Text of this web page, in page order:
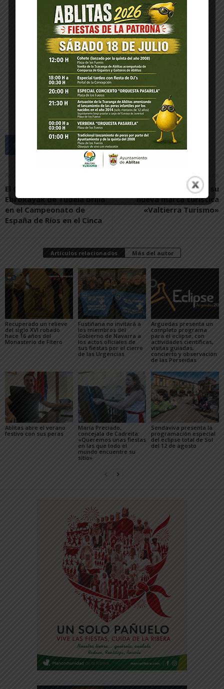
Artículo anterior
El Club de piragüismo
Ebrokayak de Tudela brilla
en el Campeonato de
España de Ríos en el Cinca
Artículo siguiente
Valtierra presenta su
nueva marca turística
«Valtierra Turismo»
Artículos relacionados Más del autor
Recuperado un relieve
del siglo XVI robado
hace 16 años del
Monasterio de Fitero
Fustiñana no invitará a
los miembros del
Gobierno de Navarra a
los actos oficiales de
sus fiestas por el cierre
de las Urgencias
Arguedas presenta un
completo programa
para el eclipse, con
actividades científicas,
visitas guiadas,
concierto y observación
de las Perseidas
Ablitas abre el verano
festivo con sus peras
María Preciado,
concejala de Cadreita:
«Queremos unas fiestas
en las que todo el
mundo encuentre su
sitio»
Sendaviva presenta la
programación especial
del eclipse total de Sol
del 12 de agosto